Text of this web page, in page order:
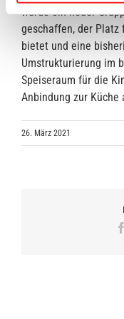
wurde ein neuer
geschaffen, der Platz
bietet und eine
Umstrukturierung im
Speiseraum für die
Anbindung zur Küche
26. März 2021